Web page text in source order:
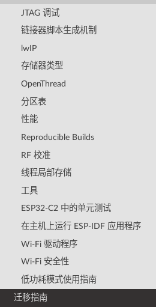
JTAG 调试
链接器脚本生成机制
lwIP
存储器类型
OpenThread
分区表
性能
Reproducible Builds
RF 校准
线程局部存储
工具
ESP32-C2 中的单元测试
在主机上运行 ESP-IDF 应用程序
Wi-Fi 驱动程序
Wi-Fi 安全性
低功耗模式使用指南
迁移指南